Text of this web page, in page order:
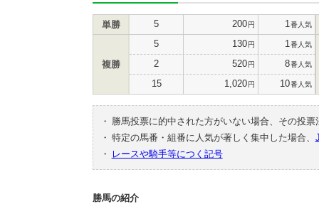
単勝 5 200円 1 番人気
複勝
5 130円 1 番人気
2 520円 8番人気
15 1,020円 10番人気
・
勝馬投票に的中された方がいない場合、その投
・ 特定の馬番・組番に人気が著しく集中した場合、
・
レースや騎手等につく記号
勝馬の紹介